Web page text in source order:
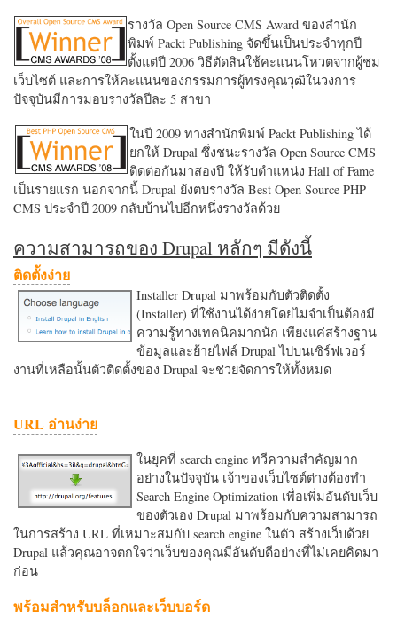
รางวัล Open Source CMS Award ของสำนัก
พิมพ์ Packt Publishing จัดขึ้นเป็นประจำทุกปี
ตั้งแต่ปี 2006 วิธีตัดสินใช้คะแนนโหวตจากผู้ชม
เว็บไซต์ และการให้คะแนนของกรรมการผู้ทรงคุณวุฒิในวงการ
ปัจจุบันมีการมอบรางวัลปีละ 5 สาขา
ในปี 2009 ทางสำนักพิมพ์ Packt Publishing ได้
ยกให้ Drupal ซึ่งชนะรางวัล Open Source CMS
ติดต่อกันมาสองปี ให้รับตำแหน่ง Hall of Fame
เป็นรายแรก นอกจากนี้ Drupal ยังตบรางวัล Best Open Source PHP
CMS ประจำปี 2009 กลับบ้านไปอีกหนึ่งรางวัลด้วย
ความสามารถของ Drupal หลักๆ มีดังนี้
ติดตั้งง่าย
Installer Drupal มาพร้อมกับตัวติดตั้ง
(Installer) ที่ใช้งานได้ง่ายโดยไม่จำเป็นต้องมี
ความรู้ทางเทคนิคมากนัก เพียงแค่สร้างฐาน
ข้อมูลและย้ายไฟล์ Drupal ไปบนเซิร์ฟเวอร์
งานที่เหลือนั้นตัวติดตั้งของ Drupal จะช่วยจัดการให้ทั้งหมด
URL อ่านง่าย
ในยุคที่ search engine ทวีความสำคัญมาก
อย่างในปัจจุบัน เจ้าของเว็บไซต์ต่างต้องทำ
Search Engine Optimization เพื่อเพิ่มอันดับเว็บ
ของตัวเอง Drupal มาพร้อมกับความสามารถ
ในการสร้าง URL ที่เหมาะสมกับ search engine ในตัว สร้างเว็บด้วย
Drupal แล้วคุณอาจตกใจว่าเว็บของคุณมีอันดับดีอย่างที่ไม่เคยคิดมา
ก่อน
พร้อมสำหรับบล็อกและเว็บบอร์ด